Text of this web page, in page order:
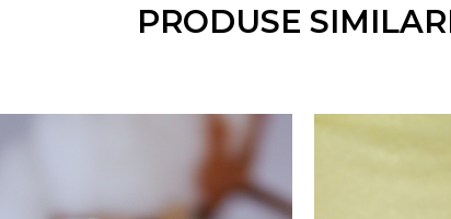
prezenta diferențe minore față de imaginea
dorite, puteți plasa comanda direct pe site.
nostru sau online, în funcție de
este de 4 săptămâni, dar în funcție de
extinde, nu mai mult de 30 de zile
PRODUSE